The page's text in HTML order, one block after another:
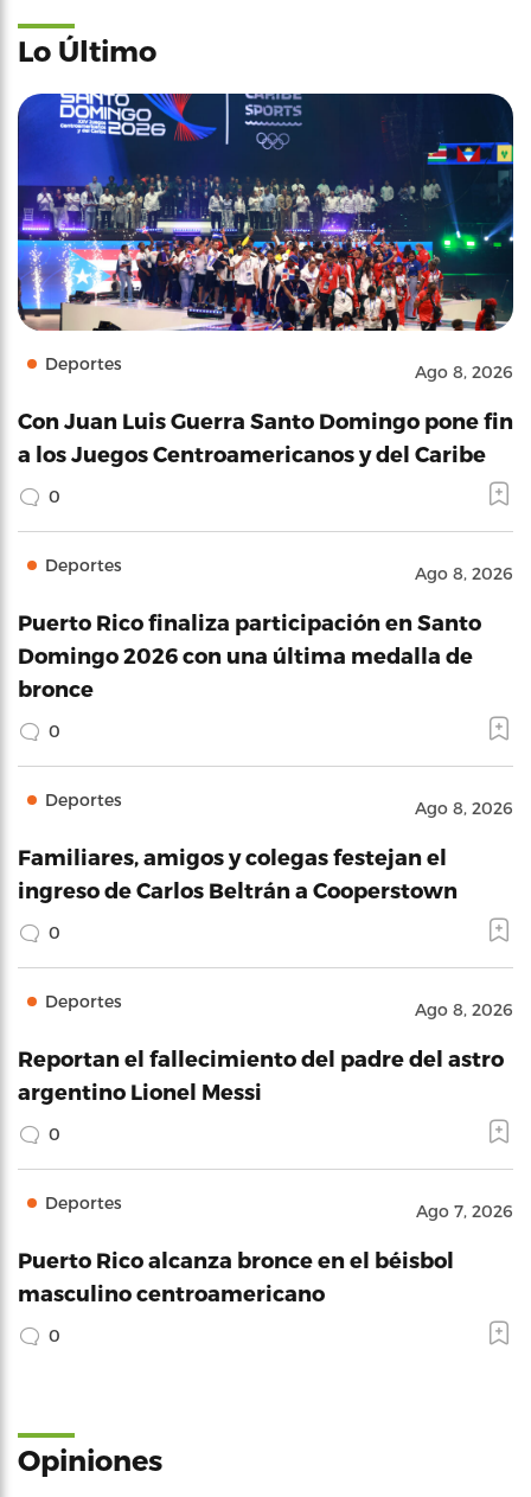
Lo Último
Deportes Ago 8, 2026
Con Juan Luis Guerra Santo Domingo pone fin
a los Juegos Centroamericanos y del Caribe
0
Deportes Ago 8, 2026
Puerto Rico finaliza participación en Santo
Domingo 2026 con una última medalla de
bronce
0
Deportes Ago 8, 2026
Familiares, amigos y colegas festejan el
ingreso de Carlos Beltrán a Cooperstown
0
Deportes Ago 8, 2026
Reportan el fallecimiento del padre del astro
argentino Lionel Messi
0
Deportes Ago 7, 2026
Puerto Rico alcanza bronce en el béisbol
masculino centroamericano
0
Opiniones